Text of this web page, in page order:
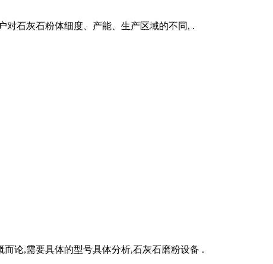
对石灰石粉体细度、产能、生产区域的不同, .
论,需要具体的型号具体分析,石灰石磨粉设备 .